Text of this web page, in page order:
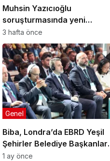
Muhsin Yazıcıoğlu
soruşturmasında yeni
gelişme!
3 hafta önce
Biba, Londra’da EBRD Yeşil
Şehirler Belediye Başkanları
Toplantısı’na katıldı
Genel
1 ay önce